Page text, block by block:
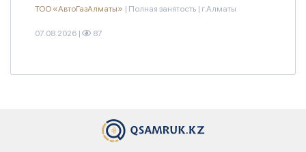
ТОО «АвтоГазАлматы» | Полная занятость | г.Алматы
07.08.2026 | 87